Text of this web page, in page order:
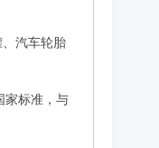
汽车轮胎
家标准，与